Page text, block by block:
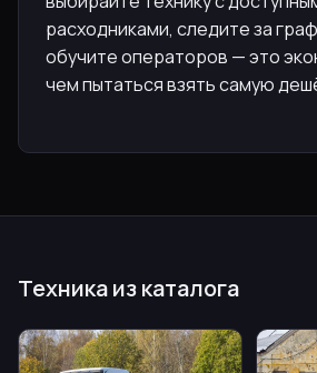
расходниками, следите за
обучите операторов — это
чем пытаться взять самую
Техника из каталога